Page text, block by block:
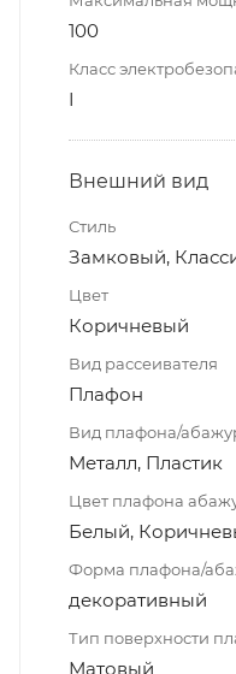
100
Класс
I
Внешний вид
Стиль
Замковый,
Цвет
Коричневый
Вид рассеивателя
Плафон
Вид плафона/
Металл, Пластик
Цвет плафона
Белый,
Форма плафона/
декоративный
Тип поверхности
Матовый